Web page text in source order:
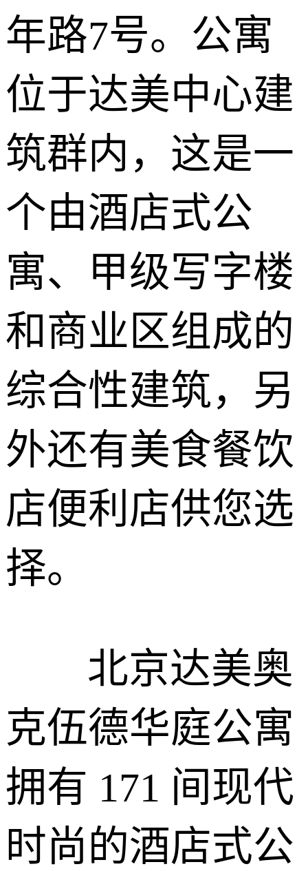
年路7号。公寓
位于达美中心建
筑群内，这是一
个由酒店式公
寓、甲级写字楼
和商业区组成的
综合性建筑，另
外还有美食餐饮
店便利店供您选
择。
北京达美奥
克伍德华庭公寓
拥有 171 间现代
时尚的酒店式公